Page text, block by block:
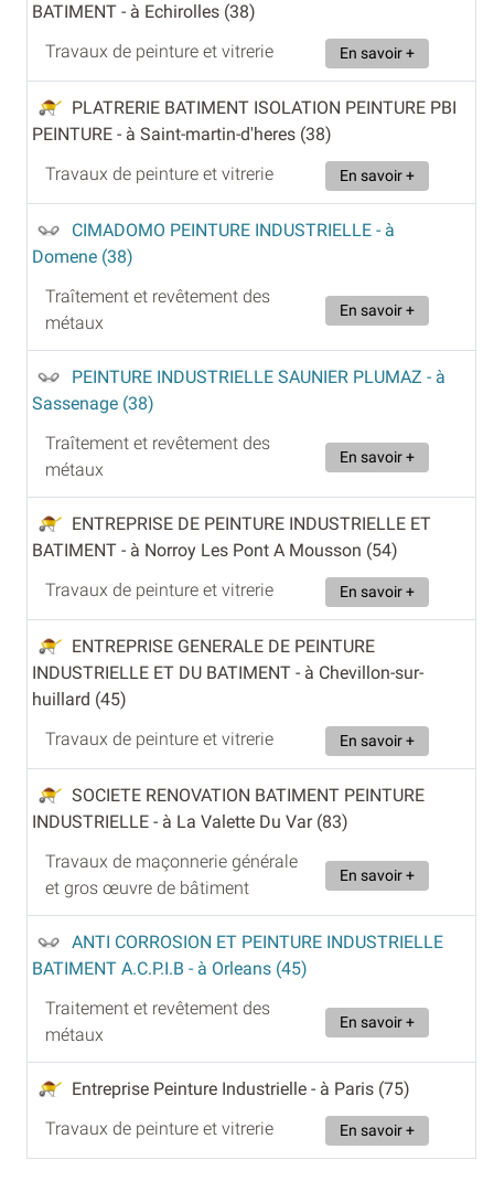
BATIMENT - à Echirolles (38)
Travaux de peinture et vitrerie
En savoir +
PLATRERIE BATIMENT ISOLATION PEINTURE PBI
PEINTURE - à Saint-martin-d'heres (38)
Travaux de peinture et vitrerie
En savoir +
CIMADOMO PEINTURE INDUSTRIELLE - à
Domene (38)
Traîtement et revêtement des
métaux
En savoir +
PEINTURE INDUSTRIELLE SAUNIER PLUMAZ - à
Sassenage (38)
Traîtement et revêtement des
métaux
En savoir +
ENTREPRISE DE PEINTURE INDUSTRIELLE ET
BATIMENT - à Norroy Les Pont A Mousson (54)
Travaux de peinture et vitrerie
En savoir +
ENTREPRISE GENERALE DE PEINTURE
INDUSTRIELLE ET DU BATIMENT - à Chevillon-sur-
huillard (45)
Travaux de peinture et vitrerie
En savoir +
SOCIETE RENOVATION BATIMENT PEINTURE
INDUSTRIELLE - à La Valette Du Var (83)
Travaux de maçonnerie générale
et gros œuvre de bâtiment
En savoir +
ANTI CORROSION ET PEINTURE INDUSTRIELLE
BATIMENT A.C.P.I.B - à Orleans (45)
Traitement et revêtement des
métaux
En savoir +
Entreprise Peinture Industrielle - à Paris (75)
Travaux de peinture et vitrerie
En savoir +